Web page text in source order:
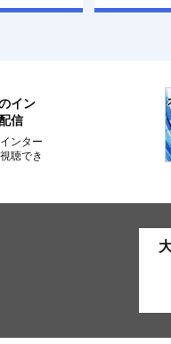
イン
信
ンター
聴でき